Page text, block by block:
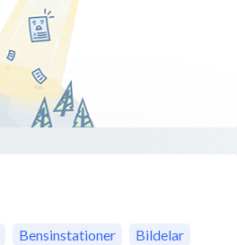
Bensinstationer
Bildelar